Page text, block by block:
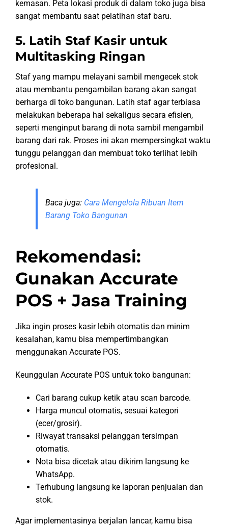
kemasan. Peta lokasi produk di dalam toko juga bisa
sangat membantu saat pelatihan staf baru.
5. Latih Staf Kasir untuk
Multitasking Ringan
Staf yang mampu melayani sambil mengecek stok
atau membantu pengambilan barang akan sangat
berharga di toko bangunan. Latih staf agar terbiasa
melakukan beberapa hal sekaligus secara efisien,
seperti menginput barang di nota sambil mengambil
barang dari rak. Proses ini akan mempersingkat waktu
tunggu pelanggan dan membuat toko terlihat lebih
profesional.
Baca juga: Cara Mengelola Ribuan Item
Barang Toko Bangunan
Rekomendasi:
Gunakan Accurate
POS + Jasa Training
Jika ingin proses kasir lebih otomatis dan minim
kesalahan, kamu bisa mempertimbangkan
menggunakan Accurate POS.
Keunggulan Accurate POS untuk toko bangunan:
Cari barang cukup ketik atau scan barcode.
Harga muncul otomatis, sesuai kategori
(ecer/grosir).
Riwayat transaksi pelanggan tersimpan
otomatis.
Nota bisa dicetak atau dikirim langsung ke
WhatsApp.
Terhubung langsung ke laporan penjualan dan
stok.
Agar implementasinya berjalan lancar, kamu bisa